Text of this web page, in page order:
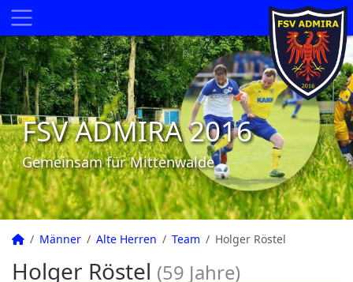
FSV ADMIRA 2016
Gemeinsam für Mittenwalde
Männer Alte Herren Team Holger Röstel
Holger Röstel (59 Jahre)